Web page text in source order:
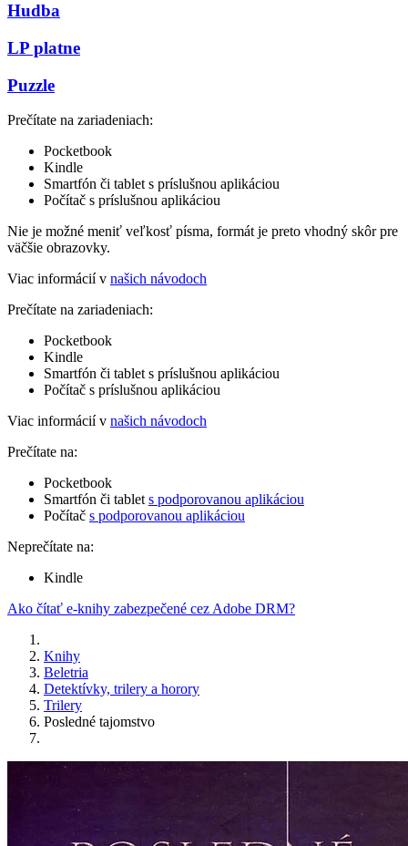
Hudba
LP platne
Puzzle
Prečítate na zariadeniach:
Pocketbook
Kindle
Smartfón či tablet s príslušnou aplikáciou
Počítač s príslušnou aplikáciou
Nie je možné meniť veľkosť písma, formát je preto vhodný skôr pre
väčšie obrazovky.
Viac informácií v našich návodoch
Prečítate na zariadeniach:
Pocketbook
Kindle
Smartfón či tablet s príslušnou aplikáciou
Počítač s príslušnou aplikáciou
Viac informácií v našich návodoch
Prečítate na:
Pocketbook
Smartfón či tablet s podporovanou aplikáciou
Počítač s podporovanou aplikáciou
Neprečítate na:
Kindle
Ako čítať e-knihy zabezpečené cez Adobe DRM?
Knihy
Beletria
Detektívky, trilery a horory
Trilery
Posledné tajomstvo